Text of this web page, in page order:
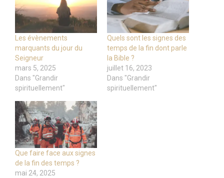
Les évènements
marquants du jour du
Seigneur
mars 5, 2025
Dans "Grandir
spirituellement"
Quels sont les signes des
temps de la fin dont parle
la Bible ?
juillet 16, 2023
Dans "Grandir
spirituellement"
Que faire face aux signes
de la fin des temps ?
mai 24, 2025